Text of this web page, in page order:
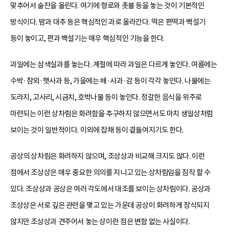
맞추어서 술잔을 올린다. 여기에 향로와 촛불 등을 놓는 것이 기본적인
방식이다. 밤과 대추 등은 핵심적인 과로 올라간다. 떡은 편떡과 백설기
등이 놓이고, 편과 백설기는 매우 핵심적인 기능을 한다.
과일에는 삼색실과를 놓는다. 계절에 따라 과일은 다르게 놓인다. 여름에는
수박·참외·햇사과 등, 가을에는 배·사과·감 등이 각각 놓인다. 나물에는
도라지, 고사리, 시금치, 호박나물 등이 놓인다. 정갈한 음식을 위주로
마련되는 이런 상차림은 화려함을 추구하지 않으면서도 마치 생일상처럼
보이는 것이 일반적이다. 이외에 잡채 등이 곁들여지기도 한다.
공상의 상차림은 화려하지 않으며, 조상상과 비교해 크지도 않다. 이런
점에서 조상상은 매우 중요한 의의를 지니고 있는 상차림임을 짐작 할 수
있다. 조상상과 공상은 여러 각도에서 대조를 보이는 상차림이다. 공상과
조상상은 서로 깊은 관련을 맺고 있는 가운데 공상이 화려하게 장식되지
않지만 조상상과 견주어서 놓는 상이란 점은 변함 없는 사실이다.